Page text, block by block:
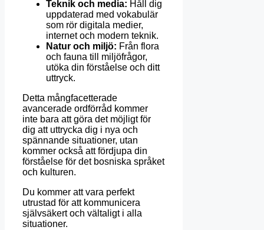
Teknik och media: Håll dig
uppdaterad med vokabulär
som rör digitala medier,
internet och modern teknik.
Natur och miljö: Från flora
och fauna till miljöfrågor,
utöka din förståelse och ditt
uttryck.
Detta mångfacetterade
avancerade ordförråd kommer
inte bara att göra det möjligt för
dig att uttrycka dig i nya och
spännande situationer, utan
kommer också att fördjupa din
förståelse för det bosniska språket
och kulturen.
Du kommer att vara perfekt
utrustad för att kommunicera
självsäkert och vältaligt i alla
situationer.